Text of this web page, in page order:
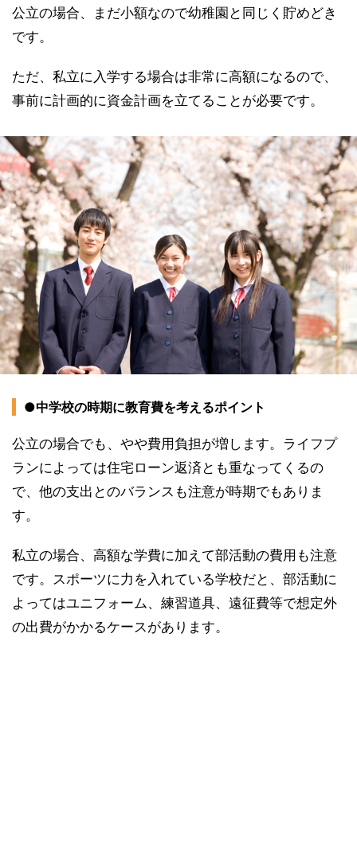
公立の場合、まだ小額なので幼稚園と同じく貯めどき
です。
ただ、私立に入学する場合は非常に高額になるので、
事前に計画的に資金計画を立てることが必要です。
●中学校の時期に教育費を考えるポイント
公立の場合でも、やや費用負担が増します。ライフプ
ランによっては住宅ローン返済とも重なってくるの
で、他の支出とのバランスも注意が時期でもありま
す。
私立の場合、高額な学費に加えて部活動の費用も注意
です。スポーツに力を入れている学校だと、部活動に
よってはユニフォーム、練習道具、遠征費等で想定外
の出費がかかるケースがあります。